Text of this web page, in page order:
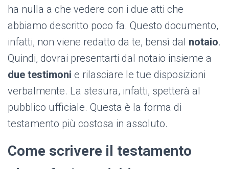
ha nulla a che vedere con i due atti che
abbiamo descritto poco fa. Questo documento,
infatti, non viene redatto da te, bensì dal notaio.
Quindi, dovrai presentarti dal notaio insieme a
due testimoni e rilasciare le tue disposizioni
verbalmente. La stesura, infatti, spetterà al
pubblico ufficiale. Questa è la forma di
testamento più costosa in assoluto.
Come scrivere il testamento